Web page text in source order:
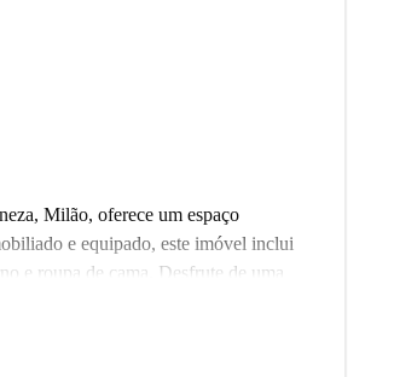
Milão, oferece um espaço
e equipado, este imóvel inclui
e roupa de cama. Desfrute de uma
por uma taxa adicional. Verificado